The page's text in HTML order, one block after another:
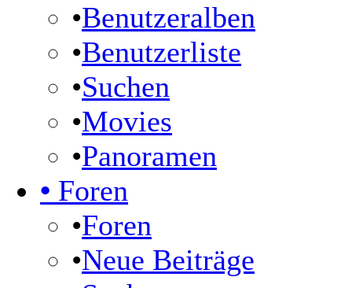
•Benutzeralben
•Benutzerliste
•Suchen
•Movies
•Panoramen
• Foren
•Foren
•Neue Beiträge